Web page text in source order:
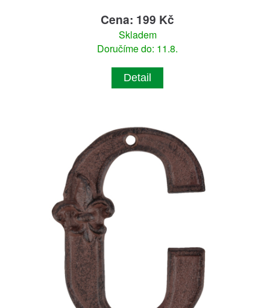
Cena: 199 Kč
Skladem
Doručíme do: 11.8.
Detail